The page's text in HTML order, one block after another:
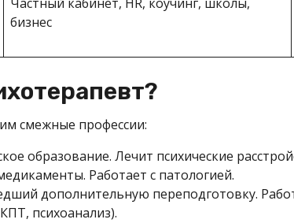
бизнес
смежные профессии:
образование. Лечит психические
Работает с патологией.
дополнительную переподготовку.
психоанализ).